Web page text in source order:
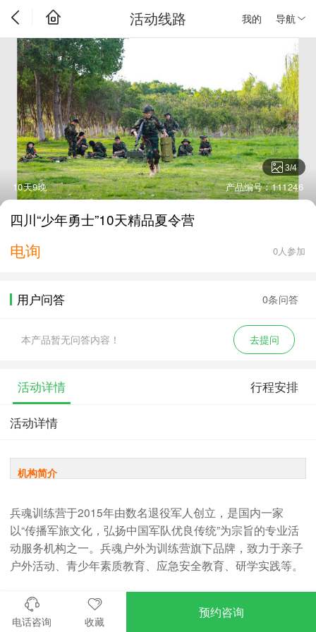
我的 导航
活动线路
3/4
10天9晚 产品编号：111246
四川“少年勇士”10天精品夏令营
电询 0人参加
用户问答 0条问答
本产品暂无问答内容！ 去提问
活动详情 行程安排
活动详情
机构简介
兵魂训练营于2015年由数名退役军人创立，是国内一家
以“传播军旅文化，弘扬中国军队优良传统”为宗旨的专业活
动服务机构之一。兵魂户外为训练营旗下品牌，致力于亲子
户外活动、青少年素质教育、应急安全教育、研学实践等。
电话咨询 收藏
预约咨询